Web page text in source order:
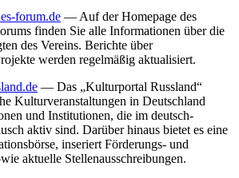
forum.de — Auf der Homepage des
finden Sie alle Informationen über die
des Vereins. Berichte über
werden regelmäßig aktualisiert.
— Das „Kulturportal Russland“
Kulturveranstaltungen in Deutschland
und Institutionen, die im deutsch-
aktiv sind. Darüber hinaus bietet es eine
inseriert Förderungs- und
aktuelle Stellenausschreibungen.